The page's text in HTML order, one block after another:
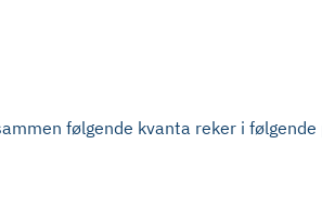
følgende kvanta reker i